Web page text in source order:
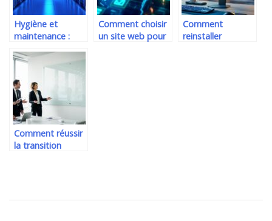
Hygiène et
maintenance :
nettoyage salle
informatique et la
lutte
antibactérienne
Comment choisir
un site web pour
Comment
reinstaller
Comment réussir
la transition